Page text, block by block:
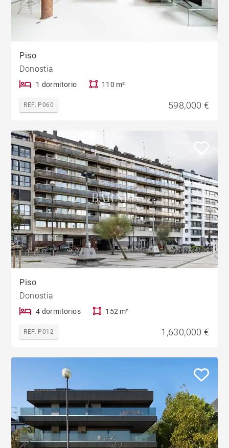
Piso
Donostia
1 dormitorio 110 m²
REF. P060 598,000 €
Piso
Donostia
4 dormitorios 152 m²
REF. P012 1,630,000 €